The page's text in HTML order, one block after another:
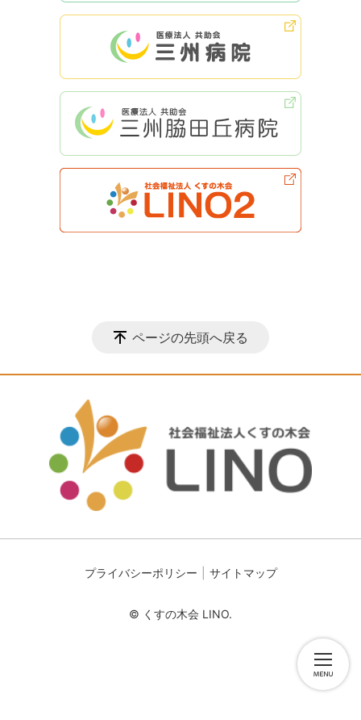
ページの先頭へ戻る
プライバシーポリシー サイトマップ
© くすの木会 LINO.